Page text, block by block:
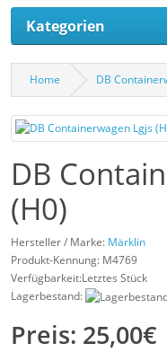
Kategorien
Home DB
DB
(H0)
Hersteller / Marke: Märklin
Produkt-Kennung: M4769
Verfügbarkeit:Letztes Stück
Lagerbestand:
Preis: 25,00€